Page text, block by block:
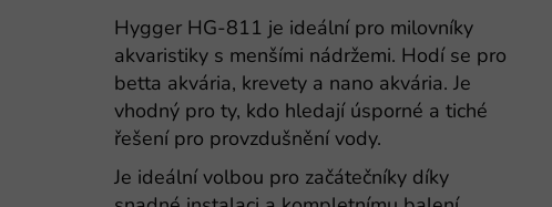
Hygger HG-811 je ideální pro milovníky
akvaristiky s menšími nádržemi. Hodí se pro
betta akvária, krevety a nano akvária. Je
vhodný pro ty, kdo hledají úsporné a tiché
řešení pro provzdušnění vody.
Je ideální volbou pro začátečníky díky